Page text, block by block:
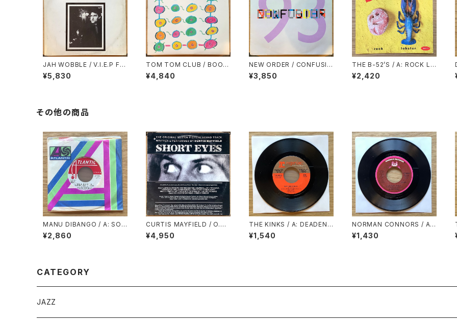
JAH WOBBLE / V.I.E.P Fe
aturing BLUEBERRY HILL
¥5,830
TOM TOM CLUB / BOOM
BOOM CHI BOOM BOOM
¥4,840
NEW ORDER / CONFUSIO
N
¥3,850
THE B-52’S / A: ROCK LO
BSTER / B: PLANET CLAI
RE
¥2,420
その他の商品
MANU DIBANGO / A: SOU
L MAKOSSA (STEREO) /
B: SOUL MAKOSSA (MON
¥2,860
CURTIS MAYFIELD / O.S.
T. / SHORT EYES
¥4,950
THE KINKS / A: DEADEND
STREET / B: SUNNY AFT
ERNOON
¥1,540
NORMAN CONNORS / A:
YOU ARE MY STARSHIP /
B: BUBBLES
¥1,430
CATEGORY
JAZZ